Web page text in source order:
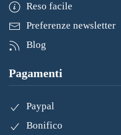
Reso facile
Preferenze newsletter
Blog
Pagamenti
Paypal
Bonifico